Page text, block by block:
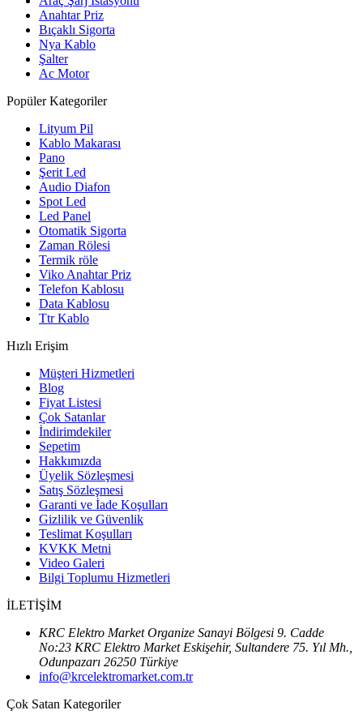
Anahtar Priz
Bıçaklı Sigorta
Nya Kablo
Şalter
Ac Motor
Popüler Kategoriler
Lityum Pil
Kablo Makarası
Pano
Şerit Led
Audio Diafon
Spot Led
Led Panel
Otomatik Sigorta
Zaman Rölesi
Termik röle
Viko Anahtar Priz
Telefon Kablosu
Data Kablosu
Ttr Kablo
Hızlı Erişim
Müşteri Hizmetleri
Blog
Fiyat Listesi
Çok Satanlar
İndirimdekiler
Sepetim
Hakkımızda
Üyelik Sözleşmesi
Satış Sözleşmesi
Garanti ve İade Koşulları
Gizlilik ve Güvenlik
Teslimat Koşulları
KVKK Metni
Video Galeri
Bilgi Toplumu Hizmetleri
İLETİŞİM
KRC Elektro Market Organize Sanayi Bölgesi 9. Cadde
No:23 KRC Elektro Market Eskişehir, Sultandere 75. Yıl Mh.,
Odunpazarı 26250 Türkiye
info@krcelektromarket.com.tr
Çok Satan Kategoriler